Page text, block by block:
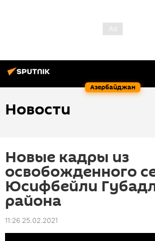
Азербайджан
Новости
Новые кадры из
освобожденного
Юсифбейли
района
11:26 25.02.2021